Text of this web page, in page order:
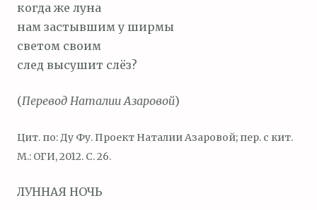
когда же луна
нам застывшим у ширмы
светом своим
след высушит слёз?
(Перевод Наталии Азаровой)
Цит. по: Ду Фу. Проект Наталии Азаровой; пер. с кит.
М.: ОГИ, 2012. С. 26.
ЛУННАЯ НОЧЬ